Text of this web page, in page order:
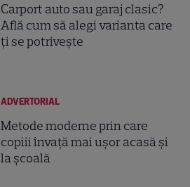
Carport auto sau garaj clasic?
Află cum să alegi varianta care
ți se potrivește
ADVERTORIAL
Metode moderne prin care
copiii învață mai ușor acasă și
la școală